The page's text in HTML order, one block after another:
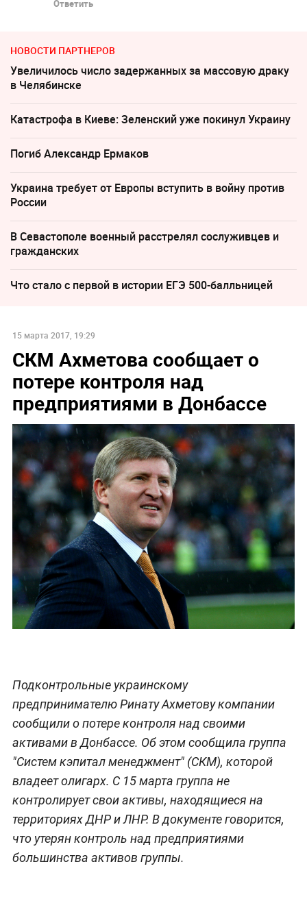
Ответить
НОВОСТИ ПАРТНЕРОВ
Увеличилось число задержанных за массовую драку
в Челябинске
Катастрофа в Киеве: Зеленский уже покинул Украину
Погиб Александр Ермаков
Украина требует от Европы вступить в войну против
России
В Севастополе военный расстрелял сослуживцев и
гражданских
Что стало с первой в истории ЕГЭ 500-балльницей
15 марта 2017, 19:29
СКМ Ахметова сообщает о
потере контроля над
предприятиями в Донбассе
Подконтрольные украинскому
предпринимателю Ринату Ахметову компании
сообщили о потере контроля над своими
активами в Донбассе. Об этом сообщила группа
"Систем кэпитал менеджмент" (СКМ), которой
владеет олигарх. С 15 марта группа не
контролирует свои активы, находящиеся на
территориях ДНР и ЛНР. В документе говорится,
что утерян контроль над предприятиями
большинства активов группы.